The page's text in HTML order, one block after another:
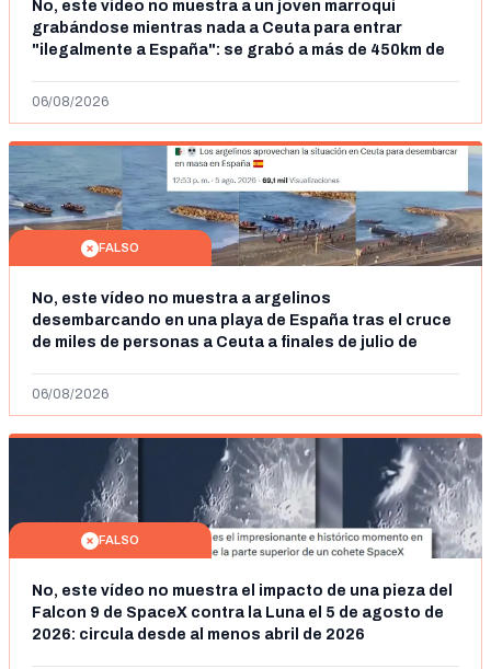
No, este vídeo no muestra a un joven marroquí
grabándose mientras nada a Ceuta para entrar
"ilegalmente a España": se grabó a más de 450km de
06/08/2026
FALSO
No, este vídeo no muestra a argelinos
desembarcando en una playa de España tras el cruce
de miles de personas a Ceuta a finales de julio de
06/08/2026
FALSO
No, este vídeo no muestra el impacto de una pieza del
Falcon 9 de SpaceX contra la Luna el 5 de agosto de
2026: circula desde al menos abril de 2026